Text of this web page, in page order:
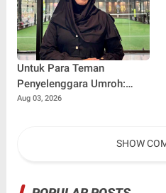
Untuk Para Teman
Penyelenggara Umroh:
Jangan Sampai Tertipu
Aug 03, 2026
SHOW